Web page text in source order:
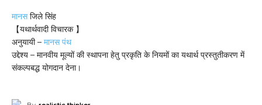
मानसजिले सिंह
【यथार्थवादी विचारक 】
अनुयायी – मानस पंथ
उद्देश्य – मानवीय मूल्यों की स्थापना हेतु प्रकृति के नियमों का यथार्थ प्रस्तुतीकरण में
संकल्पबद्ध योगदान देना।